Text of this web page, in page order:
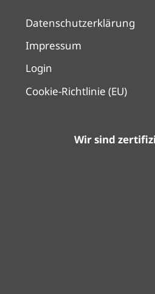
Datenschutzerklärung
Impressum
Login
Cookie-Richtlinie (EU)
Wir sind